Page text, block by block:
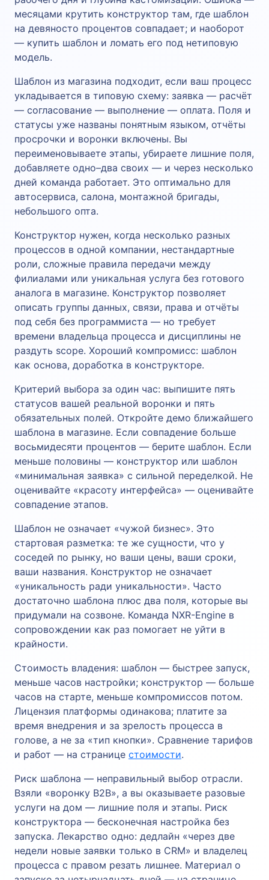
месяцами крутить конструктор там, где шаблон
на девяносто процентов совпадает; и наоборот
— купить шаблон и ломать его под нетиповую
модель.
Шаблон из магазина подходит, если ваш процесс
укладывается в типовую схему: заявка — расчёт
— согласование — выполнение — оплата. Поля и
статусы уже названы понятным языком, отчёты
просрочки и воронки включены. Вы
переименовываете этапы, убираете лишние поля,
добавляете одно–два своих — и через несколько
дней команда работает. Это оптимально для
автосервиса, салона, монтажной бригады,
небольшого опта.
Конструктор нужен, когда несколько разных
процессов в одной компании, нестандартные
роли, сложные правила передачи между
филиалами или уникальная услуга без готового
аналога в магазине. Конструктор позволяет
описать группы данных, связи, права и отчёты
под себя без программиста — но требует
времени владельца процесса и дисциплины не
раздуть scope. Хороший компромисс: шаблон
как основа, доработка в конструкторе.
Критерий выбора за один час: выпишите пять
статусов вашей реальной воронки и пять
обязательных полей. Откройте демо ближайшего
шаблона в магазине. Если совпадение больше
восьмидесяти процентов — берите шаблон. Если
меньше половины — конструктор или шаблон
«минимальная заявка» с сильной переделкой. Не
оценивайте «красоту интерфейса» — оценивайте
совпадение этапов.
Шаблон не означает «чужой бизнес». Это
стартовая разметка: те же сущности, что у
соседей по рынку, но ваши цены, ваши сроки,
ваши названия. Конструктор не означает
«уникальность ради уникальности». Часто
достаточно шаблона плюс два поля, которые вы
придумали на созвоне. Команда NXR-Engine в
сопровождении как раз помогает не уйти в
крайности.
Стоимость владения: шаблон — быстрее запуск,
меньше часов настройки; конструктор — больше
часов на старте, меньше компромиссов потом.
Лицензия платформы одинакова; платите за
время внедрения и за зрелость процесса в
голове, а не за «тип кнопки». Сравнение тарифов
и работ — на странице стоимости.
Риск шаблона — неправильный выбор отрасли.
Взяли «воронку B2B», а вы оказываете разовые
услуги на дом — лишние поля и этапы. Риск
конструктора — бесконечная настройка без
запуска. Лекарство одно: дедлайн «через две
недели новые заявки только в CRM» и владелец
процесса с правом резать лишнее. Материал о